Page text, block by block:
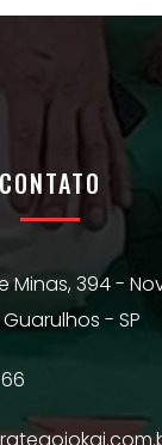
CONTATO
Minas, 394 -
- SP